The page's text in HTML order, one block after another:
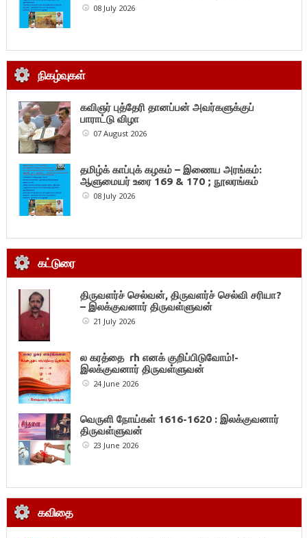
08 July 2026
நிகழ்வுகள்
கவிஞர் புத்தேரி தானப்பன் அவர்களுக்குப்
பாராட்டு விழா
07 August 2026
தமிழ்க் காப்புக் கழகம் – இணைய அரங்கம்:
ஆளுமையர் உரை 169 & 170 ; நூலரங்கம்
08 July 2026
கட்டுரை
திருவளர்ச் செல்வன், திருவளர்ச் செல்வி சரியா?
– இலக்குவனார் திருவள்ளுவன்
21 July 2026
ல கரத்தை rh எனக் குறிப்பிடுவோம்!-
இலக்குவனார் திருவள்ளுவன்
24 June 2026
வெருளி நோய்கள் 1616-1620 : இலக்குவனார்
திருவள்ளுவன்
23 June 2026
கவிதை